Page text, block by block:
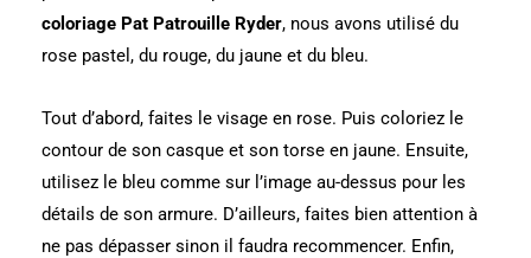
coloriage Pat Patrouille Ryder, nous avons utilisé du
rose pastel, du rouge, du jaune et du bleu.
Tout d’abord, faites le visage en rose. Puis coloriez le
contour de son casque et son torse en jaune. Ensuite,
utilisez le bleu comme sur l’image au-dessus pour les
détails de son armure. D’ailleurs, faites bien attention à
ne pas dépasser sinon il faudra recommencer. Enfin,